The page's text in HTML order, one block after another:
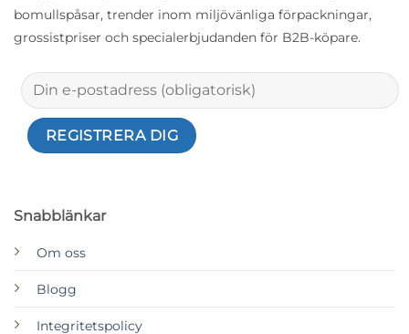
Snabblänkar
Om oss
Blogg
Integritetspolicy
bomullspåsar, trender inom miljövänliga förpackningar,
grossistpriser och specialerbjudanden för B2B-köpare.